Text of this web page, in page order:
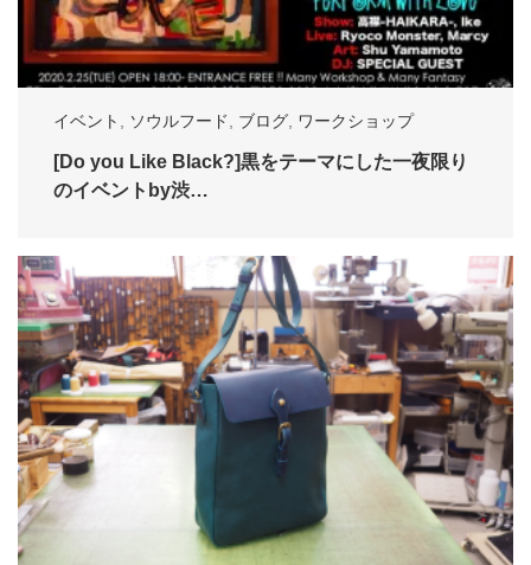
イベント , ソウルフード, ブログ, ワークショップ
[Do you Like Black?]黒をテーマにした一夜限り
のイベントby渋…